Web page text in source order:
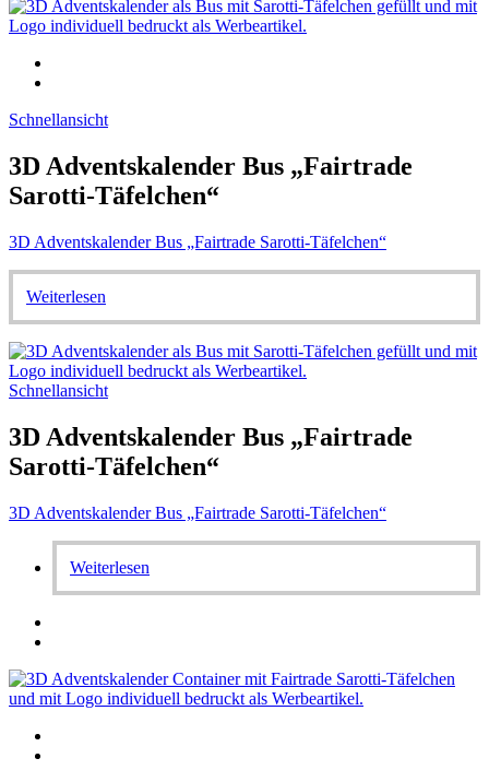
Schnellansicht
3D Adventskalender Bus „Fairtrade
Sarotti-Täfelchen“
3D Adventskalender Bus „Fairtrade Sarotti-Täfelchen“
Weiterlesen
Schnellansicht
3D Adventskalender Bus „Fairtrade
Sarotti-Täfelchen“
3D Adventskalender Bus „Fairtrade Sarotti-Täfelchen“
Weiterlesen